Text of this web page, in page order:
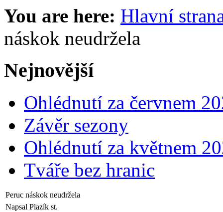
You are here: Hlavní
náskok neudržela
Nejnovější
Ohlédnutí za červnem
Závěr sezony
Ohlédnutí za květnem
Tváře bez hranic
Peruc náskok neudržela
Napsal Plazík st.